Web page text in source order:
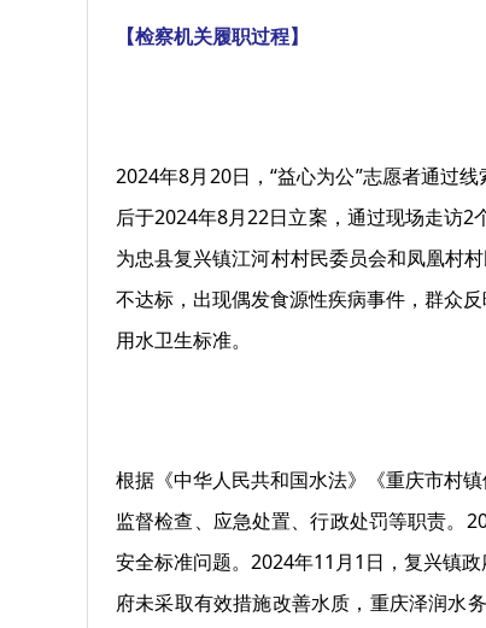
【检察机关履职过程】
2024年8月20日，“益心为公”志愿者通过
后于2024年8月22日立案，通过现场走访
为忠县复兴镇江河村村民委员会和凤凰村
不达标，出现偶发食源性疾病事件，群众
用水卫生标准。
根据《中华人民共和国水法》《重庆市村
监督检查、应急处置、行政处罚等职责。
安全标准问题。2024年11月1日，复兴镇
府未采取有效措施改善水质，重庆泽润水